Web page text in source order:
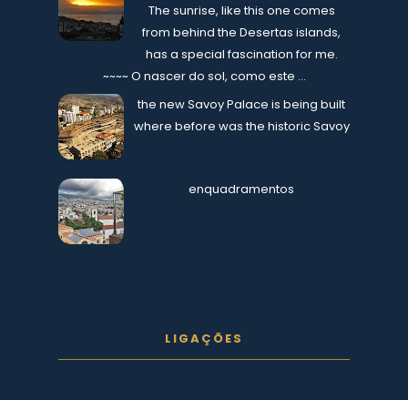
The sunrise, like this one comes
from behind the Desertas islands,
has a special fascination for me.
~~~~ O nascer do sol, como este ...
the new Savoy Palace is being built
where before was the historic Savoy
enquadramentos
LIGAÇÕES